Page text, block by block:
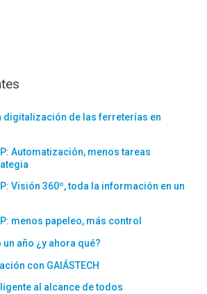
digitalización de las ferreterías en
Automatización, menos tareas
Visión 360º, toda la información en un
menos papeleo, más control
año ¿y ahora qué?
con GAIÁSTECH
al alcance de todos